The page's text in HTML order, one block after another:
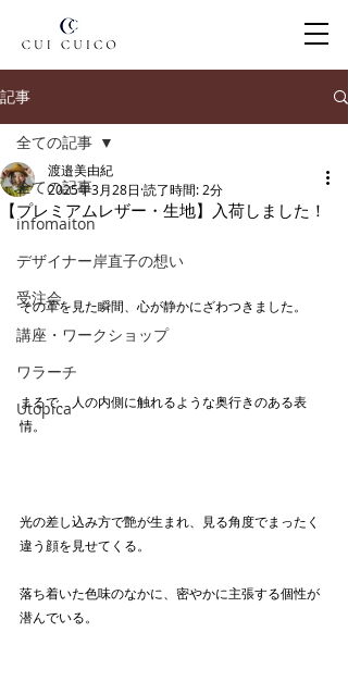
記事
全ての記事
infomaiton
デザイナー岸直子の想い
受注会
講座・ワークショップ
ワラーチ
Utopica
全ての記事
【プレミアムレザー・生地】入荷しました！
渡邉美由紀
2025年3月28日 読了時間: 2分
その革を見た瞬間、心が静かにざわつきました。
まるで、人の内側に触れるような奥行きのある表
情。
光の差し込み方で艶が生まれ、見る角度でまったく
違う顔を見せてくる。
落ち着いた色味のなかに、密やかに主張する個性が
潜んでいる。